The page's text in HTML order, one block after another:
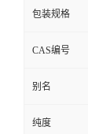
包装规格
CAS编号
别名
纯度